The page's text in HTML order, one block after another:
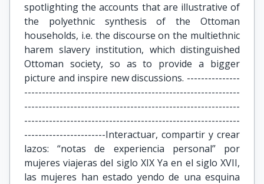
spotlighting the accounts that are illustrative of
the polyethnic synthesis of the Ottoman
households, i.e. the discourse on the multiethnic
harem slavery institution, which distinguished
Ottoman society, so as to provide a bigger
picture and inspire new discussions. ---------------
-------------------------------------------------------------
-------------------------------------------------------------
-------------------------------------------------------------
-----------------------Interactuar, compartir y crear
lazos: “notas de experiencia personal” por
mujeres viajeras del siglo XIX Ya en el siglo XVII,
las mujeres han estado yendo de una esquina